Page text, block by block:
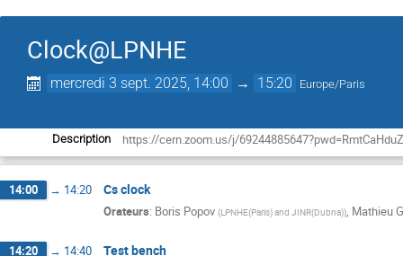
Clock@LPNHE
mercredi 3 sept. 2025, 14:00 → 15:20 Europe/Paris
Description https://cern.zoom.us/j/
14:00 → 14:20 Cs clock
Orateurs: Boris Popov (LPNHE(Paris) and JINR(Dubna)), Mathieu
14:20 → 14:40 Test bench